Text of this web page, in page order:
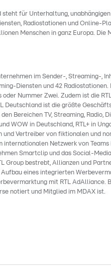
für Unterhaltung,
Radiostationen und Online-
Menschen in ganz Europa. Die
im Sender-, Streaming-,
Diensten und 42
Nummer Zwei. Zudem ist die
Deutschland ist die größte
Bereichen TV, Streaming, Radio,
WOW in Deutschland, RTL+ in
Vertreiber von fiktionalen und
internationalen Netzwerk von
Smartclip und das Social-
Group bestrebt, Allianzen und
eines integrierten
mit RTL AdAlliance.
notiert und Mitglied im MDAX ist.